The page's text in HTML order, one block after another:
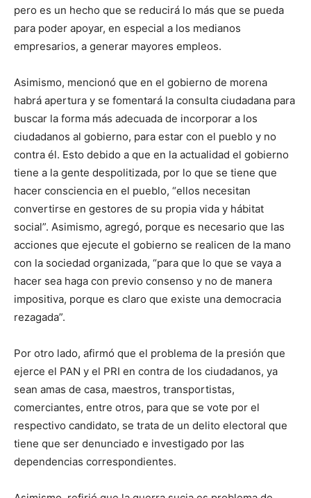
pero es un hecho que se reducirá lo más que se pueda
para poder apoyar, en especial a los medianos
empresarios, a generar mayores empleos.
Asimismo, mencionó que en el gobierno de morena
habrá apertura y se fomentará la consulta ciudadana para
buscar la forma más adecuada de incorporar a los
ciudadanos al gobierno, para estar con el pueblo y no
contra él. Esto debido a que en la actualidad el gobierno
tiene a la gente despolitizada, por lo que se tiene que
hacer consciencia en el pueblo, “ellos necesitan
convertirse en gestores de su propia vida y hábitat
social”. Asimismo, agregó, porque es necesario que las
acciones que ejecute el gobierno se realicen de la mano
con la sociedad organizada, “para que lo que se vaya a
hacer sea haga con previo consenso y no de manera
impositiva, porque es claro que existe una democracia
rezagada”.
Por otro lado, afirmó que el problema de la presión que
ejerce el PAN y el PRI en contra de los ciudadanos, ya
sean amas de casa, maestros, transportistas,
comerciantes, entre otros, para que se vote por el
respectivo candidato, se trata de un delito electoral que
tiene que ser denunciado e investigado por las
dependencias correspondientes.